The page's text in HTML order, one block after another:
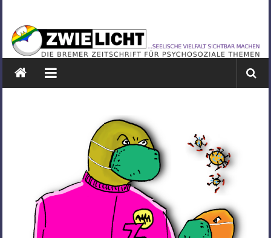
springen
ZWIELICHT
BREMEN
DIE